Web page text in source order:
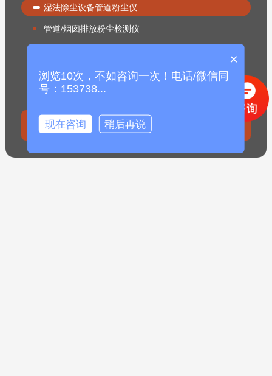
湿法除尘设备管道粉尘仪
管道/烟囱排放粉尘检测仪
试验设备（试验箱）粉尘仪
其他设备管道粉尘仪
布袋检漏仪
×
浏览10次，不如咨询一次！电话/微信同
号：153738...
现在咨询 稍后再说